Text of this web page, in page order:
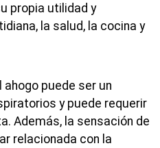
propia utilidad y
la salud, la cocina y
ahogo puede ser un
y puede requerir
Además, la sensación de
relacionada con la